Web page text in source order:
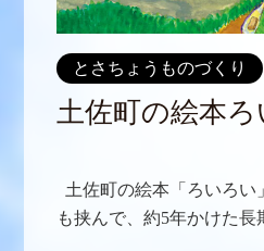
とさちょうものづくり
土佐町の絵本
土佐町の絵本「ろいろい
も挟んで、約5年かけた長